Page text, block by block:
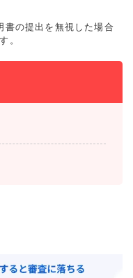
書の提出を無視した場合
。